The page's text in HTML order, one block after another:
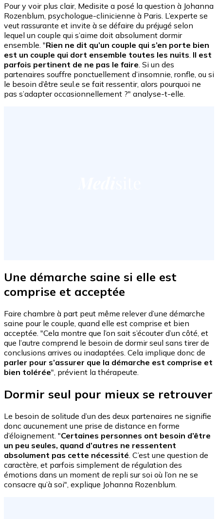
Pour y voir plus clair, Medisite a posé la question à Johanna
Rozenblum, psychologue-clinicienne à Paris. L’experte se
veut rassurante et invite à se défaire du préjugé selon
lequel un couple qui s’aime doit absolument dormir
ensemble. "Rien ne dit qu’un couple qui s’en porte bien
est un couple qui dort ensemble toutes les nuits Il est
parfois pertinent de ne pas le faire . Si un des
partenaires souffre ponctuellement d’insomnie, ronfle, ou si
le besoin d’être seul.e se fait ressentir, alors pourquoi ne
pas s’adapter occasionnellement ?" analyse-t-elle.
Une démarche saine si elle est
comprise et acceptée
Faire chambre à part peut même relever d’une démarche
saine pour le couple, quand elle est comprise et bien
acceptée. "Cela montre que l’on sait s’écouter d’un côté, et
que l’autre comprend le besoin de dormir seul sans tirer de
conclusions arrives ou inadaptées. Cela implique donc de
parler pour s’assurer que la démarche est comprise et
bien tolérée", prévient la thérapeute.
Dormir seul pour mieux se retrouver
Le besoin de solitude d’un des deux partenaires ne signifie
donc aucunement une prise de distance en forme
d’éloignement. "Certaines personnes ont besoin d’être
un peu seules, quand d’autres ne ressentent
absolument pas cette nécessité. C’est une question de
caractère, et parfois simplement de régulation des
émotions dans un moment de repli sur soi où l’on ne se
consacre qu’à soi", explique Johanna Rozenblum.